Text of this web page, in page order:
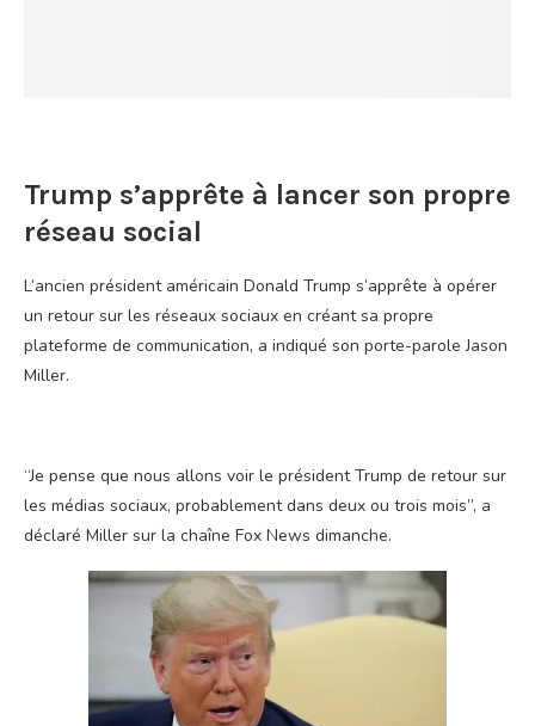
Trump s’apprête à lancer son propre
réseau social
L’ancien président américain Donald Trump s’apprête à opérer
un retour sur les réseaux sociaux en créant sa propre
plateforme de communication, a indiqué son porte-parole Jason
Miller.
“Je pense que nous allons voir le président Trump de retour sur
les médias sociaux, probablement dans deux ou trois mois”, a
déclaré Miller sur la chaîne Fox News dimanche.